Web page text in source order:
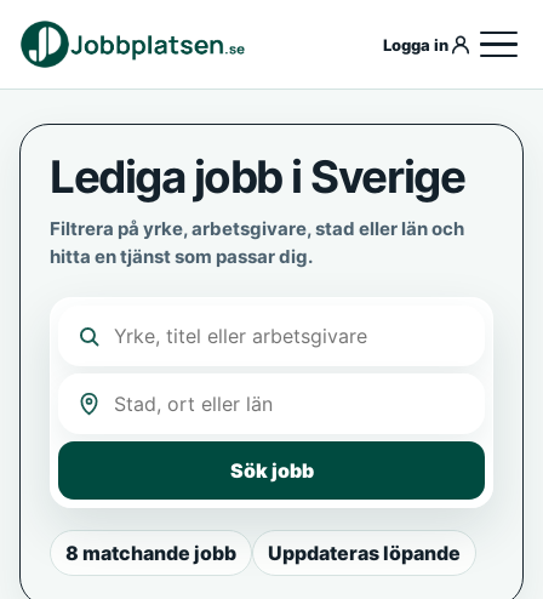
Logga in
Lediga jobb i Sverige
Filtrera på yrke, arbetsgivare, stad eller län och
hitta en tjänst som passar dig.
Sök jobb
8 matchande jobb Uppdateras löpande